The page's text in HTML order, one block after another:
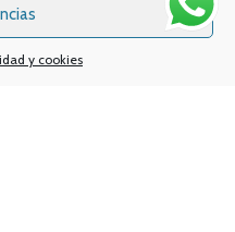
y cookies
C/Alameda de San Antón,
38, Bajo 2,
30205, Cartagena,